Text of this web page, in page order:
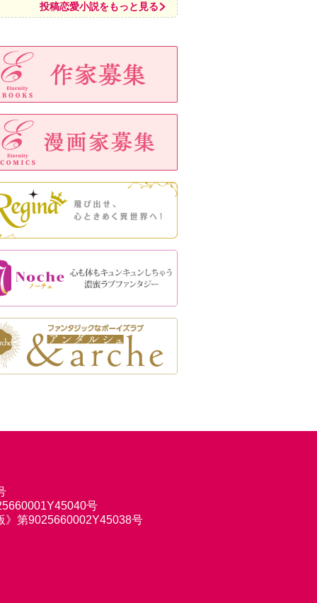
投稿恋愛小説をもっと見る
号
第9025660002Y45038号